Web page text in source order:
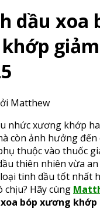
dầu xoa
Matthew
nhức xương khớp
còn ảnh hưởng
thuộc vào thuốc
thiên nhiên vừa
tinh dầu tốt nhất
Hãy cùng
bóp xương khớp